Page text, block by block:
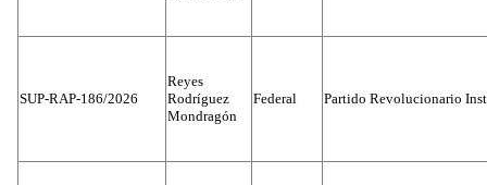
SUP-RAP-186/2026
Reyes
Rodríguez
Mondragón
Federal Partido Revolucionario